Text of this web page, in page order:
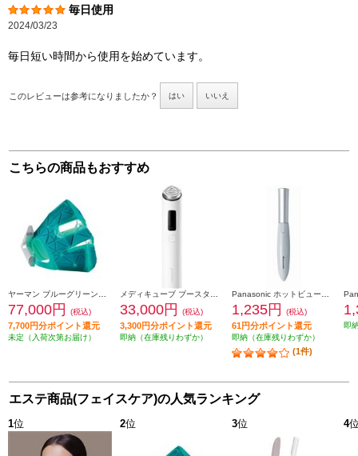
毎日使用
2024/03/23
毎日短い時間から使用を始めています。
このレビューは参考になりましたか？ はい いいえ
こちらの商品もおすすめ
ヤーマン ブルーグリーンマスクリフト YJMF4L
77,000円 (税込)
7,700円分ポイント還元
未定（入荷次第お届け）
メディキューブ ブースタープロ X2 MEDICUBE ホワイト ME-BPXT
33,000円 (税込)
3,300円分ポイント還元
即納（在庫残りわずか）
Panasonic ホットビューラー まつげくるん ミストブルー EH-SE11-A
1,235円 (税込)
61円分ポイント還元
即納（在庫残りわずか）
(1件)
即
エステ商品(フェイスケア)の人気ランキング
1位 2位 3位 4